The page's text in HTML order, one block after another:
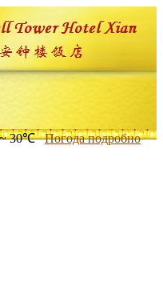
30℃ Погода подробно